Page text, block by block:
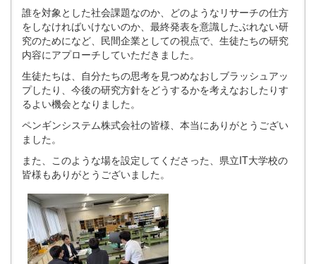
誰を対象とした社会課題なのか、どのようなリサーチの仕方
をしなければいけないのか、最終発表を意識したぶれない研
究のためになど、民間企業としての視点で、生徒たちの研究
内容にアプローチしていただきました。
生徒たちは、自分たちの思考を見つめなおしブラッシュアッ
プしたり、今後の研究方針をどうするかを考えなおしたりす
るよい機会となりました。
ペンギンシステム株式会社の皆様、本当にありがとうござい
ました。
また、このような場を設定してくださった、県立IT大学校の
皆様もありがとうございました。